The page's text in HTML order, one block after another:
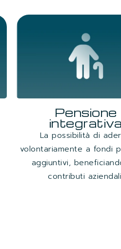
Pensione
integrativa
La possibilità di
volontariamente a fondi
aggiuntivi,
contributi